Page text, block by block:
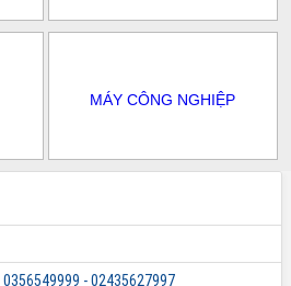
MÁY CÔNG NGHIỆP
0356549999 - 02435627997